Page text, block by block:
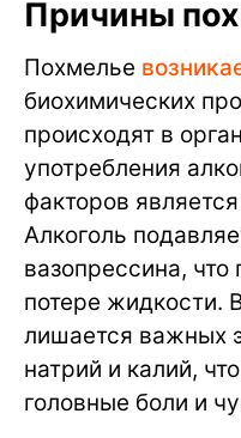
Причины
Похмелье
биохимических
происходят в
употребления
факторов является
Алкоголь
вазопрессина, что
потере жидкости.
лишается важных
натрий и калий,
головные боли и